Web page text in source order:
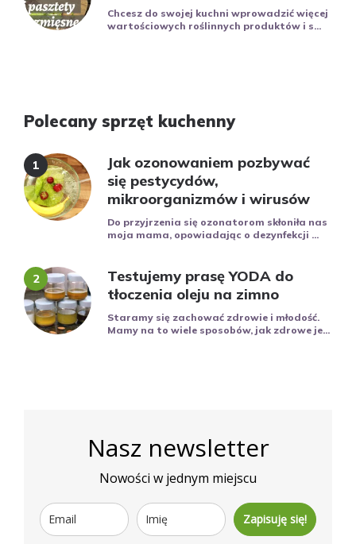
Chcesz do swojej kuchni wprowadzić więcej
wartościowych roślinnych produktów i s...
Polecany sprzęt kuchenny
Jak ozonowaniem pozbywać
się pestycydów,
mikroorganizmów i wirusów
Do przyjrzenia się ozonatorom skłoniła nas
moja mama, opowiadając o dezynfekcji ...
Testujemy prasę YODA do
tłoczenia oleju na zimno
Staramy się zachować zdrowie i młodość.
Mamy na to wiele sposobów, jak zdrowe je...
Nasz newsletter
Nowości w jednym miejscu
Zapisuję się!